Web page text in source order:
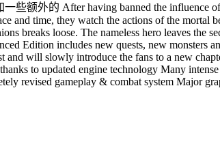
外的 After having banned the influence of
and time, they watch the actions of the
breaks loose. The nameless hero leaves
Edition includes new quests, new
will slowly introduce the fans to a new
to updated engine technology Many
revised gameplay & combat system Major